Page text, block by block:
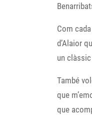
Com
d’Alaior
un
També
que
que